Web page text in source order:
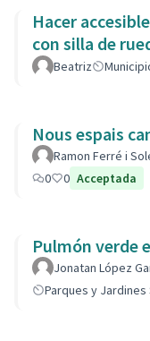
Hacer
con silla de
Beatriz
Nous espais
Ramon Ferré i
0
0 Acceptada
Pulmón verde
Jonatan López
Parques y